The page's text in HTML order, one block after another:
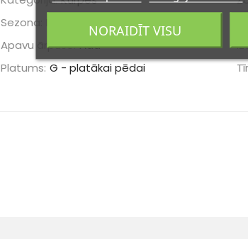
Sezona:
Rudens/Ziema
Apavu ārpuse: Āda
Platums: G - platākai pēdai
NORAIDĪT VISU